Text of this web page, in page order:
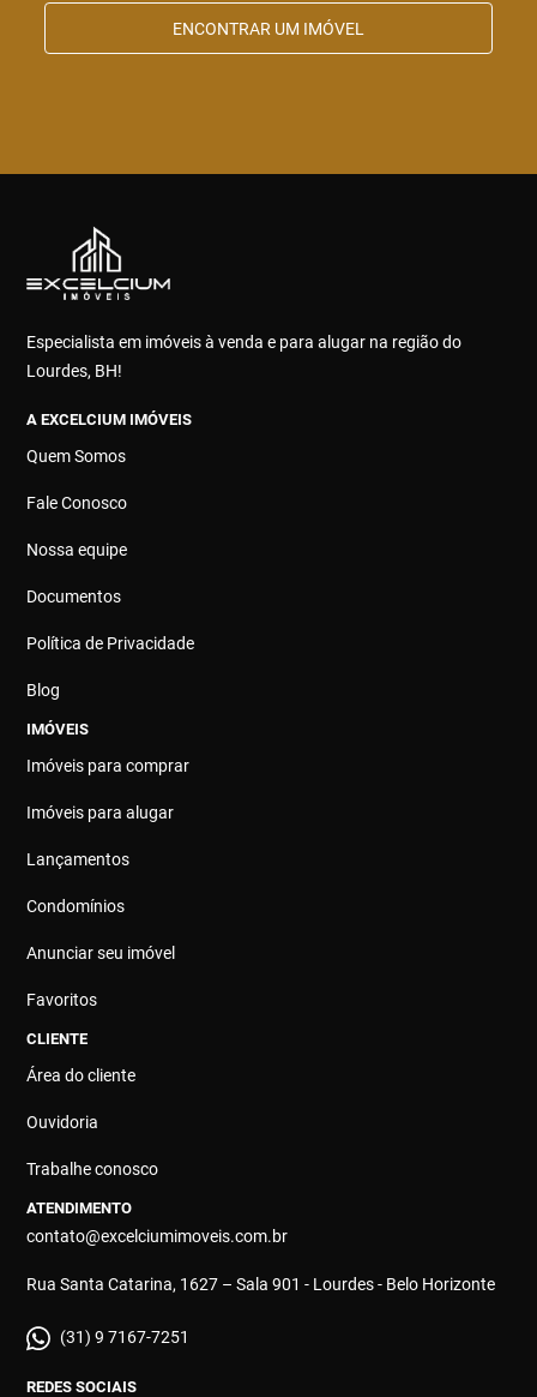
ENCONTRAR UM IMÓVEL
Especialista em imóveis à venda e para alugar na região do
Lourdes, BH!
A EXCELCIUM IMÓVEIS
Quem Somos
Fale Conosco
Nossa equipe
Documentos
Política de Privacidade
Blog
IMÓVEIS
Imóveis para comprar
Imóveis para alugar
Lançamentos
Condomínios
Anunciar seu imóvel
Favoritos
CLIENTE
Área do cliente
Ouvidoria
Trabalhe conosco
ATENDIMENTO
contato@excelciumimoveis.com.br
Rua Santa Catarina, 1627 – Sala 901 - Lourdes - Belo Horizonte
(31) 9 7167-7251
REDES SOCIAIS